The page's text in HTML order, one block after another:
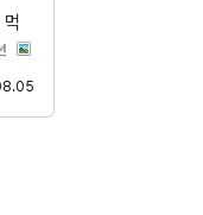
먹
분류